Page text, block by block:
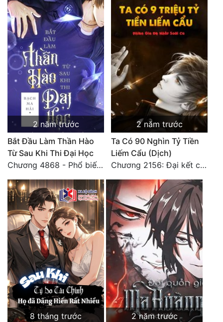
2 năm trước
Bắt Đầu Làm Thần Hào
Từ Sau Khi Thi Đại Học
Chương 4868 - Phổ biến Hạ Quốc tệ!
2 năm trước
Ta Có 90 Nghìn Tỷ Tiền
Liếm Cẩu (Dịch)
Chương 2156: Đại kết cục!!!
8 tháng trước
2 năm trước